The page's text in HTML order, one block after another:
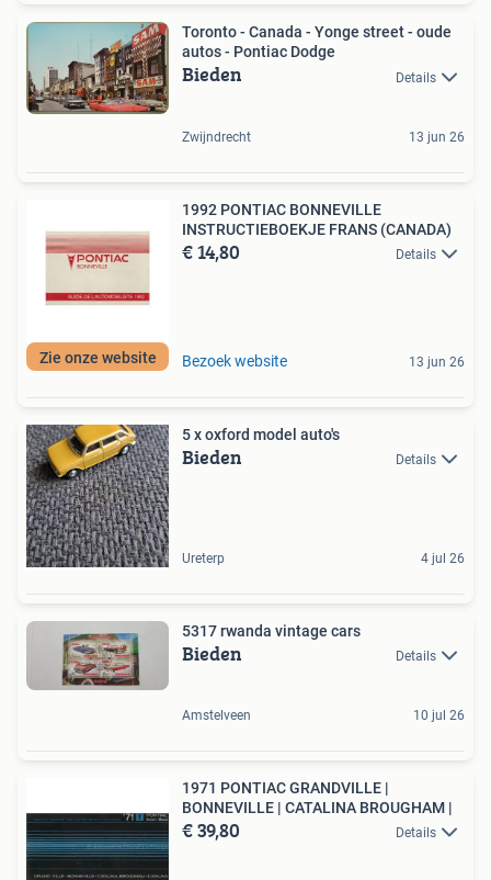
Toronto - Canada - Yonge street - oude
autos - Pontiac Dodge
Bieden Details
Zwijndrecht 13 jun 26
Zie onze website
1992 PONTIAC BONNEVILLE
INSTRUCTIEBOEKJE FRANS (CANADA)
€ 14,80 Details
Bezoek website 13 jun 26
5 x oxford model auto's
Bieden Details
Ureterp 4 jul 26
5317 rwanda vintage cars
Bieden Details
Amstelveen 10 jul 26
1971 PONTIAC GRANDVILLE |
BONNEVILLE | CATALINA BROUGHAM |
€ 39,80 Details